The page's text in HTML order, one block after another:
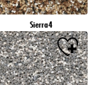
Sierra4